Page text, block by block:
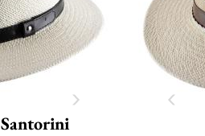
Santorini